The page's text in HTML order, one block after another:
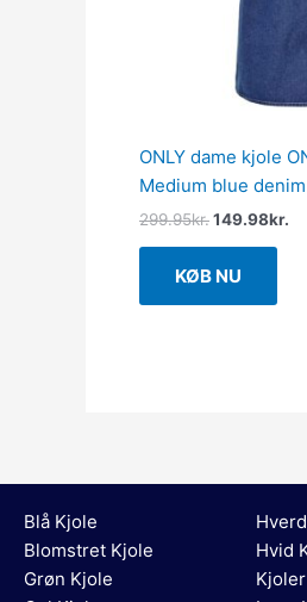
ONLY dame kjole
Medium blue denim
299.95kr.149.98kr.
KØB NU
Blå Kjole
Blomstret Kjole
Grøn Kjole
Hvid